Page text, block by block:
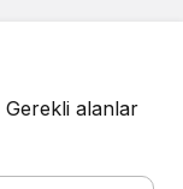
Gerekli alanlar